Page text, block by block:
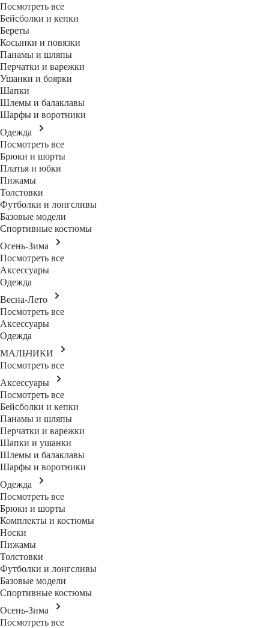
Посмотреть все
Бейсболки и кепки
Береты
Косынки и повязки
Панамы и шляпы
Перчатки и варежки
Ушанки и боярки
Шапки
Шлемы и балаклавы
Шарфы и воротники
Одежда
Посмотреть все
Брюки и шорты
Платья и юбки
Пижамы
Толстовки
Футболки и лонгсливы
Базовые модели
Спортивные костюмы
Осень-Зима
Посмотреть все
Аксессуары
Одежда
Весна-Лето
Посмотреть все
Аксессуары
Одежда
МАЛЬЧИКИ
Посмотреть все
Аксессуары
Посмотреть все
Бейсболки и кепки
Панамы и шляпы
Перчатки и варежки
Шапки и ушанки
Шлемы и балаклавы
Шарфы и воротники
Одежда
Посмотреть все
Брюки и шорты
Комплекты и костюмы
Носки
Пижамы
Толстовки
Футболки и лонгсливы
Базовые модели
Спортивные костюмы
Осень-Зима
Посмотреть все